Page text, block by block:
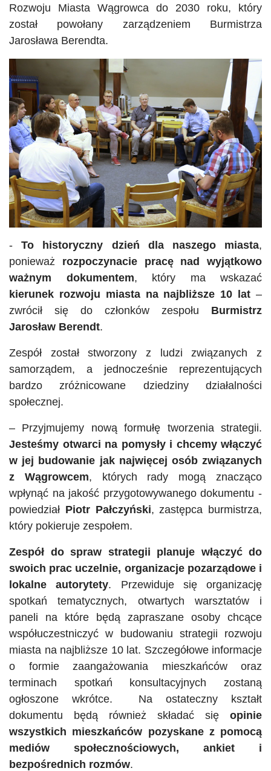
Rozwoju Miasta Wągrowca do 2030 roku, który
został powołany zarządzeniem Burmistrza
Jarosława Berendta.
-To historyczny dzień dla naszego miasta,
ponieważ rozpoczynacie pracę nad wyjątkowo
ważnym dokumentem, który ma wskazać
kierunek rozwoju miasta na najbliższe 10 lat –
zwrócił się do członków zespołu Burmistrz
Jarosław Berendt.
Zespół został stworzony z ludzi związanych z
samorządem, a jednocześnie reprezentujących
bardzo zróżnicowane dziedziny działalności
społecznej.
– Przyjmujemy nową formułę tworzenia strategii.
Jesteśmy otwarci na pomysły i chcemy włączyć
w jej budowanie jak najwięcej osób związanych
z Wągrowcem, których rady mogą znacząco
wpłynąć na jakość przygotowywanego dokumentu -
powiedział Piotr Pałczyński, zastępca burmistrza,
który pokieruje zespołem.
Zespół do spraw strategii planuje włączyć do
swoich prac uczelnie, organizacje pozarządowe i
lokalne autorytety. Przewiduje się organizację
spotkań tematycznych, otwartych warsztatów i
paneli na które będą zapraszane osoby chcące
współuczestniczyć w budowaniu strategii rozwoju
miasta na najbliższe 10 lat. Szczegółowe informacje
o formie zaangażowania mieszkańców oraz
terminach spotkań konsultacyjnych zostaną
ogłoszone wkrótce. Na ostateczny kształt
dokumentu będą również składać się opinie
wszystkich mieszkańców pozyskane z pomocą
mediów społecznościowych, ankiet i
bezpośrednich rozmów.